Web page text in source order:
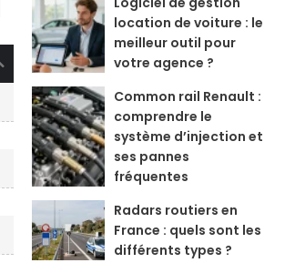
location de voiture : le
meilleur outil pour
votre agence ?
Common rail Renault :
comprendre le
système d’injection et
ses pannes
fréquentes
Radars routiers en
France : quels sont les
différents types ?